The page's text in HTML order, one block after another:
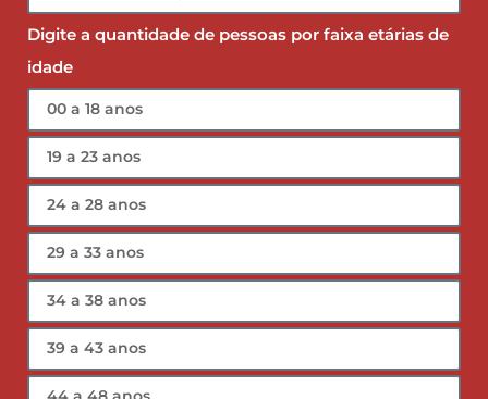
Digite a quantidade de pessoas por faixa etárias de
idade